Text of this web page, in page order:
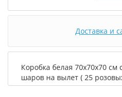
Доставка и
Коробка белая 70х70х70
шаров на вылет ( 25